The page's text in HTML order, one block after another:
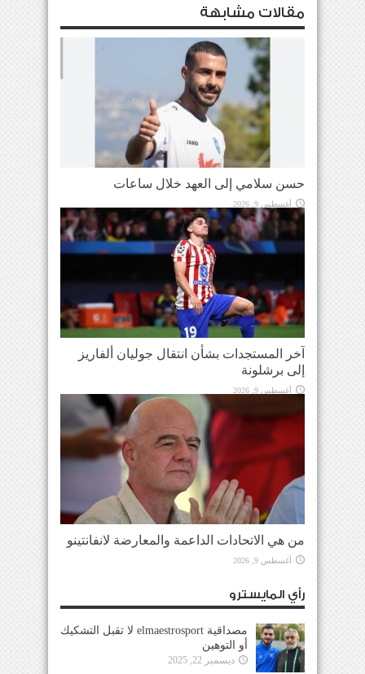
مقالات مشابهة
حسن سلامي إلى العهد خلال ساعات
أغسطس 9, 2026
آخر المستجدات بشأن انتقال جوليان ألفاريز
إلى برشلونة
أغسطس 9, 2026
من هي الاتحادات الداعمة والمعارضة لانفانتينو
أغسطس 9, 2026
رأي المايسترو
مصداقية elmaestrosport لا تقبل التشكيك
أو التوهين
ديسمبر 22, 2025